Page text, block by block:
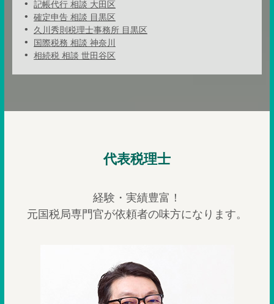
記帳代行 相談 大田区
確定申告 相談 目黒区
久川秀則税理士事務所 目黒区
国際税務 相談 神奈川
相続税 相談 世田谷区
代表税理士
経験・実績豊富！
元国税局専門官が依頼者の味方になります。